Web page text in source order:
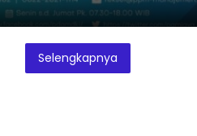
Selengkapnya